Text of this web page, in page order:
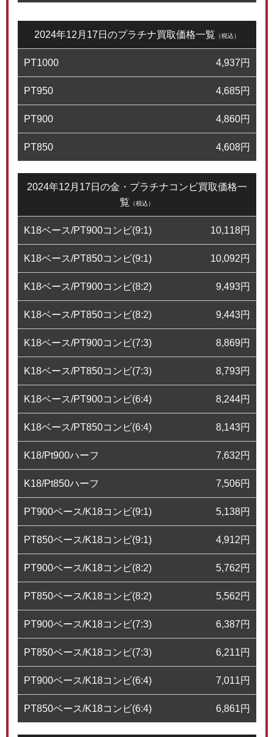
2024年12月17日のプラチナ買取価格一覧 （税込）
PT1000 4,937円
PT950 4,685円
PT900 4,860円
PT850 4,608円
2024年12月17日の金・プラチナコンビ買取価格一
覧 （税込）
K18ベース/PT900コンビ(9:1) 10,118円
K18ベース/PT850コンビ(9:1) 10,092円
K18ベース/PT900コンビ(8:2) 9,493円
K18ベース/PT850コンビ(8:2) 9,443円
K18ベース/PT900コンビ(7:3) 8,869円
K18ベース/PT850コンビ(7:3) 8,793円
K18ベース/PT900コンビ(6:4) 8,244円
K18ベース/PT850コンビ(6:4) 8,143円
K18/Pt900ハーフ 7,632円
K18/Pt850ハーフ 7,506円
PT900ベース/K18コンビ(9:1) 5,138円
PT850ベース/K18コンビ(9:1) 4,912円
PT900ベース/K18コンビ(8:2) 5,762円
PT850ベース/K18コンビ(8:2) 5,562円
PT900ベース/K18コンビ(7:3) 6,387円
PT850ベース/K18コンビ(7:3) 6,211円
PT900ベース/K18コンビ(6:4) 7,011円
PT850ベース/K18コンビ(6:4) 6,861円